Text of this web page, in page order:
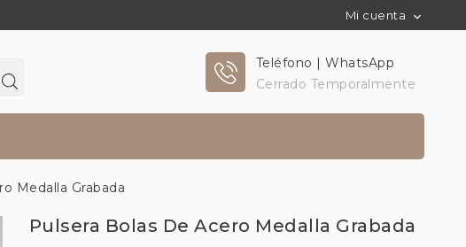
Mi cuenta 
Teléfono | WhatsApp
Cerrado Temporalmente
Medalla Grabada
Pulsera Bolas De Acero Medalla Grabada